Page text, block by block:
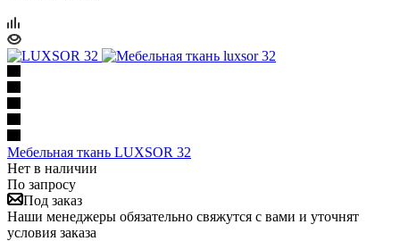
Мебельная ткань LUXSOR 32
Нет в наличии
По запросу
Под заказ
Наши менеджеры обязательно свяжутся с вами и уточнят
условия заказа